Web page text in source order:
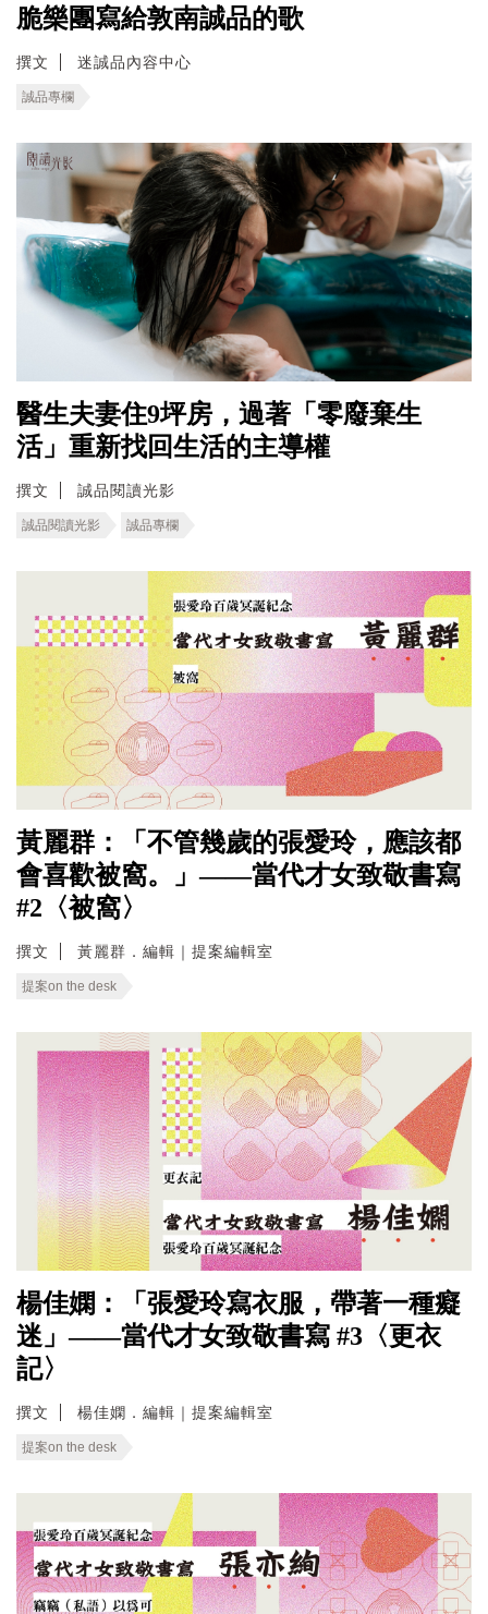
脆樂團寫給敦南誠品的歌
撰文 迷誠品內容中心
誠品專欄
醫生夫妻住9坪房，過著「零廢棄生
活」重新找回生活的主導權
撰文 誠品閱讀光影
誠品閱讀光影 誠品專欄
黃麗群：「不管幾歲的張愛玲，應該都
會喜歡被窩。」——當代才女致敬書寫
#2〈被窩〉
撰文 黃麗群．編輯｜提案編輯室
提案on the desk
楊佳嫻：「張愛玲寫衣服，帶著一種癡
迷」——當代才女致敬書寫 #3〈更衣
記〉
撰文 楊佳嫻．編輯｜提案編輯室
提案on the desk